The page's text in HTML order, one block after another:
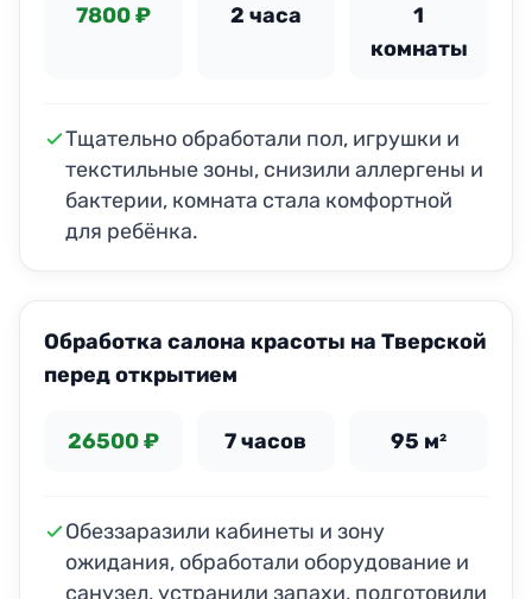
7800 ₽ 2 часа
1
комнаты
Тщательно обработали пол, игрушки и
текстильные зоны, снизили аллергены и
бактерии, комната стала комфортной
для ребёнка.
Обработка салона красоты на Тверской
перед открытием
26500 ₽ 7 часов 95 м²
Обеззаразили кабинеты и зону
ожидания, обработали оборудование и
санузел, устранили запахи, подготовили